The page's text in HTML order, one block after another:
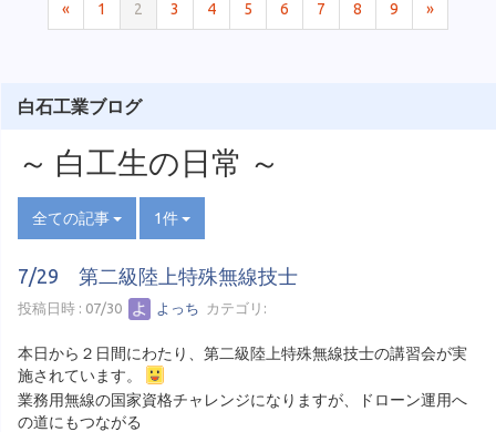
« 1 2 3 4 5 6 7 8 9 »
白石工業ブログ
～ 白工生の日常 ～
全ての記事 1件
7/29 第二級陸上特殊無線技士
投稿日時 : 07/30 よっち カテゴリ:
本日から２日間にわたり、第二級陸上特殊無線技士の講習会が実
施されています。
業務用無線の国家資格チャレンジになりますが、ドローン運用へ
の道にもつながる